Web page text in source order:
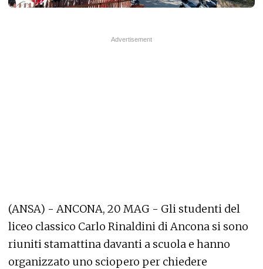
(ANSA) - ANCONA, 20 MAG - Gli studenti del
liceo classico Carlo Rinaldini di Ancona si sono
riuniti stamattina davanti a scuola e hanno
organizzato uno sciopero per chiedere